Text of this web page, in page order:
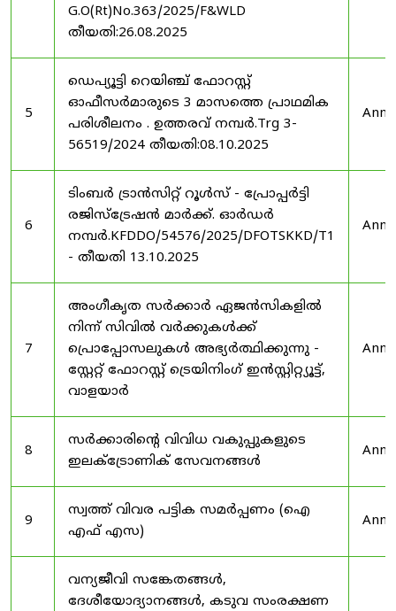
G.O(Rt)No.363/2025/F&WLD
തീയതി:26.08.2025
5
ഡെപ്യൂട്ടി റെയിഞ്ച് ഫോറസ്റ്റ്
ഓഫീസർമാരുടെ 3 മാസത്തെ പ്രാഥമിക
പരിശീലനം . ഉത്തരവ് നമ്പർ.Trg 3-
56519/2024 തീയതി:08.10.2025
6
ടിംബർ ട്രാൻസിറ്റ് റൂൾസ് - പ്രോപ്പർട്ടി
രജിസ്ട്രേഷൻ മാർക്ക്. ഓർഡർ
നമ്പർ.KFDDO/54576/2025/DFOTSKKD/T1
- തീയതി 13.10.2025
7
അംഗീകൃത സർക്കാർ ഏജൻസികളിൽ
നിന്ന് സിവിൽ വർക്കുകൾക്ക്
പ്രൊപ്പോസലുകൾ അഭ്യർത്ഥിക്കുന്നു -
സ്റ്റേറ്റ് ഫോറസ്റ്റ് ട്രെയിനിംഗ് ഇൻസ്റ്റിറ്റ്യൂട്ട്,
വാളയാർ
8
സർക്കാരിന്റെ വിവിധ വകുപ്പുകളുടെ
ഇലക്ട്രോണിക് സേവനങ്ങൾ
9
സ്വത്ത് വിവര പട്ടിക സമർപ്പണം (ഐ
എഫ് എസ)
വന്യജീവി സങ്കേതങ്ങൾ,
ദേശീയോദ്യാനങ്ങൾ, കടുവ സംരക്ഷണ